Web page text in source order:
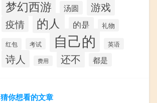
梦幻西游 汤圆 游戏
疫情 的人 的是 礼物
红包 考试 自己的 英语
诗人 费用 还不 都是
猜你想看的文章